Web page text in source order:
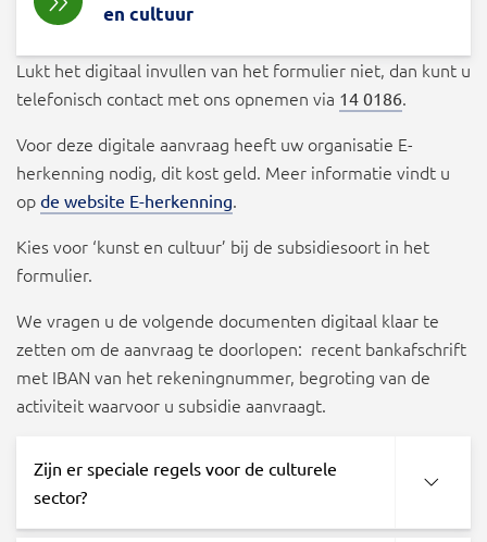
en cultuur
Lukt het digitaal invullen van het formulier niet, dan kunt u
telefonisch contact met ons opnemen via 14 0186.
Voor deze digitale aanvraag heeft uw organisatie E-
herkenning nodig, dit kost geld. Meer informatie vindt u
op de website E-herkenning.
Kies voor ‘kunst en cultuur’ bij de subsidiesoort in het
formulier.
We vragen u de volgende documenten digitaal klaar te
zetten om de aanvraag te doorlopen: recent bankafschrift
met IBAN van het rekeningnummer, begroting van de
activiteit waarvoor u subsidie aanvraagt.
Zijn er speciale regels voor de culturele
sector?